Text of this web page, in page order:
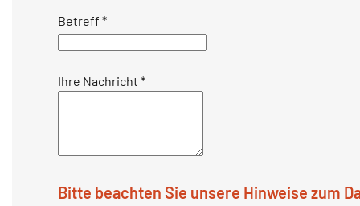
Betreff *
Ihre Nachricht *
Bitte beachten Sie unsere Hinweise zum